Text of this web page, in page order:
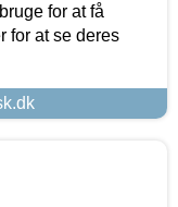
for at få
for at se deres